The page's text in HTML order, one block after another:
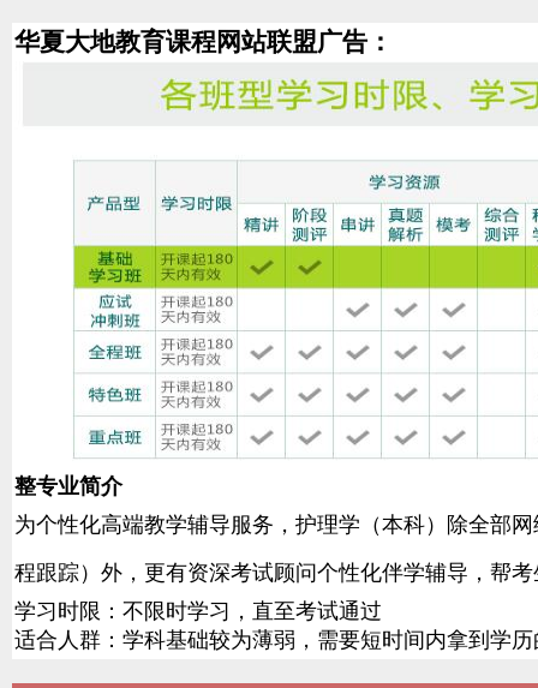
华夏大地教育课程网站联盟广告：
整专业简介
为个性化高端教学辅导服务，护理学（本科）除全部
程跟踪）外，更有资深考试顾问个性化伴学辅导，帮
学习时限：不限时学习，直至考试通过
适合人群：学科基础较为薄弱，需要短时间内拿到学